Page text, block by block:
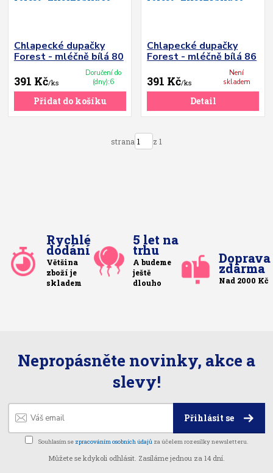
Chlapecké dupačky
Forest - mléčně bílá 80
391 Kč/ks
Doručení do
(dny):6
Přidat do košíku
Chlapecké dupačky
Forest - mléčně bílá 86
391 Kč/ks
Není
skladem
Detail
strana z 1
Rychlé
dodání
Většina
zboží je
skladem
5 let na
trhu
A budeme
ještě
dlouho
Doprava
zdarma
Nad 2000 Kč
Nepropásněte novinky, akce a
slevy!
Přihlásit se
Souhlasím se zpracováním osobních údajů za účelem rozesílky newsletteru.
Můžete se kdykoli odhlásit. Zasíláme jednou za 14 dní.